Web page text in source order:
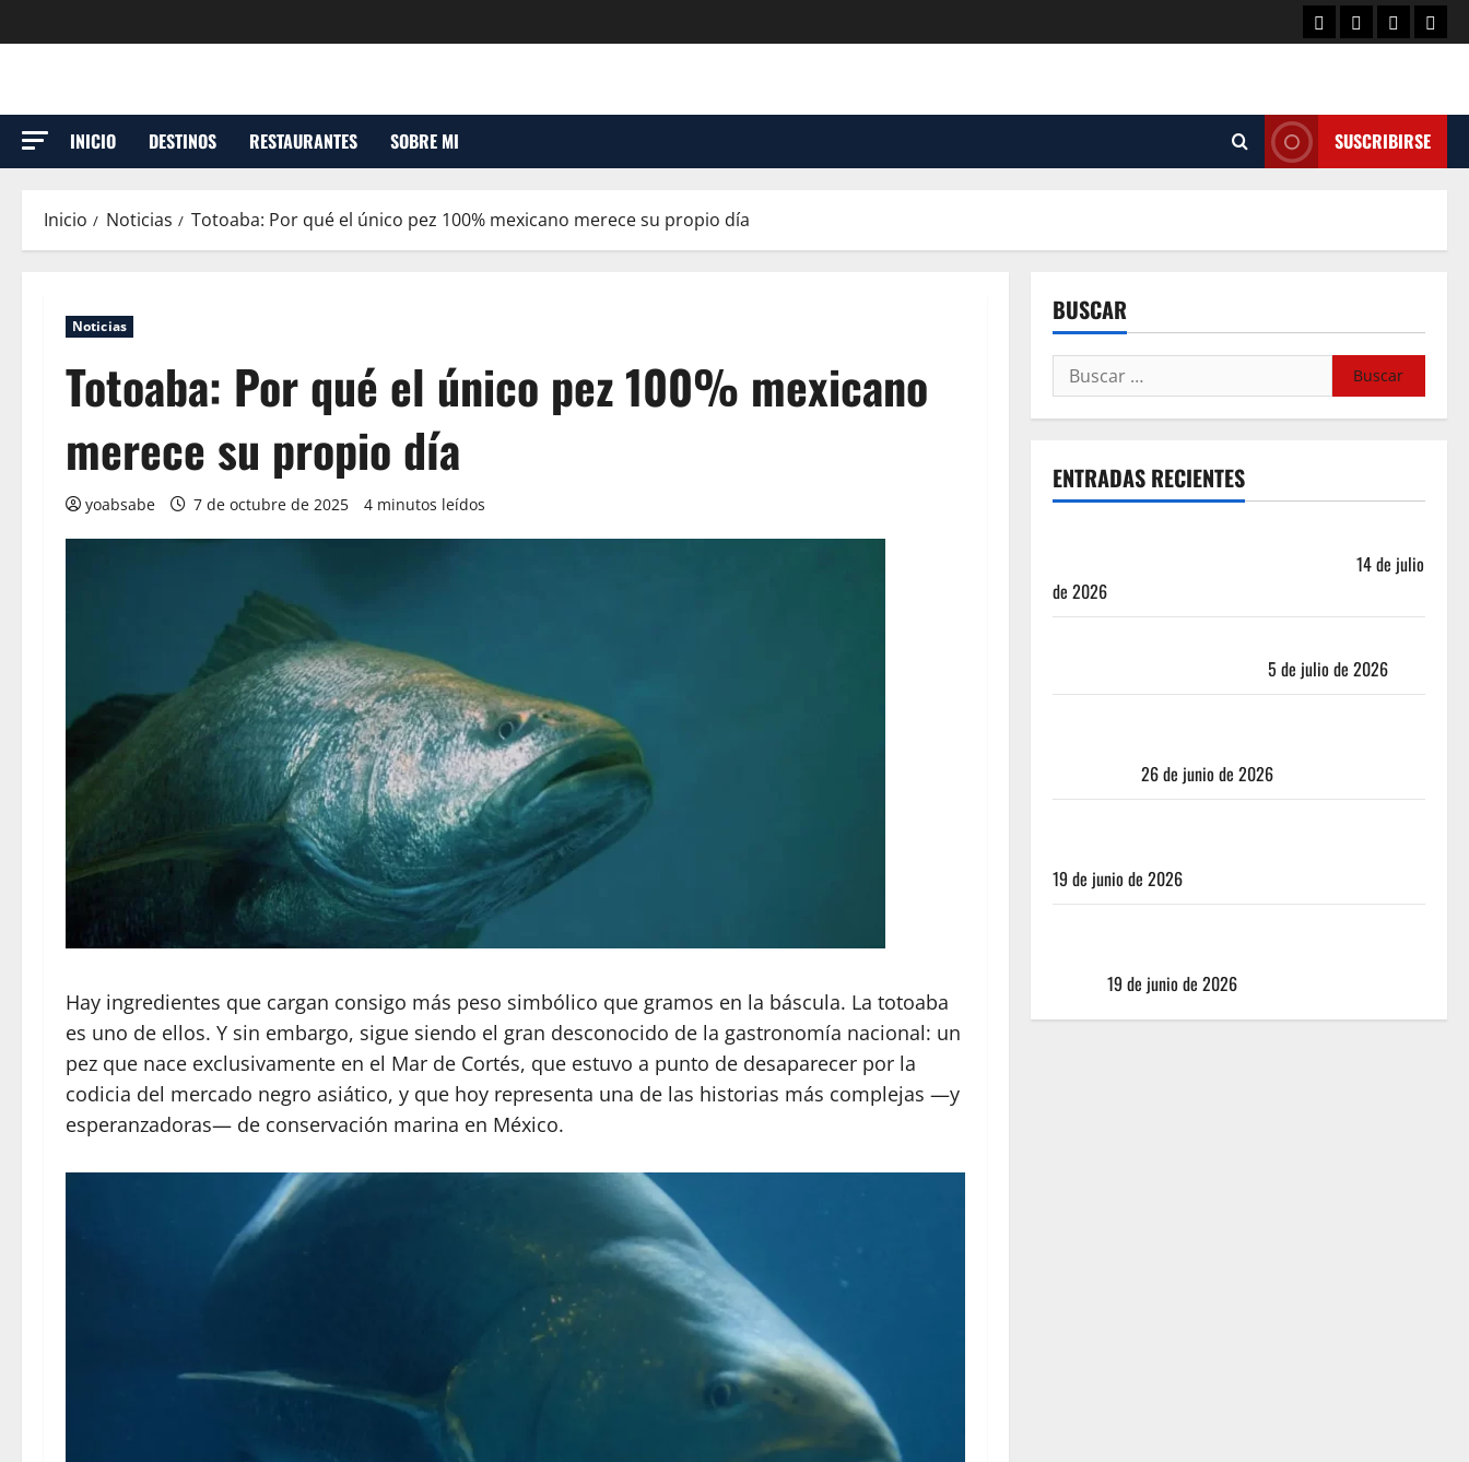
INICIO DESTINOS RESTAURANTES SOBRE MI SUSCRIBIRSE
Inicio Noticias Totoaba: Por qué el único pez 100% mexicano merece su propio día
Noticias
Totoaba: Por qué el único pez 100% mexicano
merece su propio día
yoabsabe 7 de octubre de 2025 4 minutos leídos
Hay ingredientes que cargan consigo más peso simbólico que gramos en la báscula. La totoaba
es uno de ellos. Y sin embargo, sigue siendo el gran desconocido de la gastronomía nacional: un
pez que nace exclusivamente en el Mar de Cortés, que estuvo a punto de desaparecer por la
codicia del mercado negro asiático, y que hoy representa una de las historias más complejas —y
esperanzadoras— de conservación marina en México.
BUSCAR
ENTRADAS RECIENTES
14 de julio
de 2026
5 de julio de 2026
26 de junio de 2026
19 de junio de 2026
19 de junio de 2026